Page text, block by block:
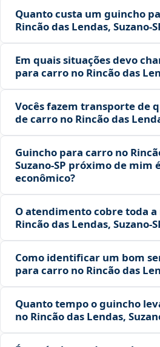
Quanto custa um guincho
Rincão das Lendas,
Em quais situações devo
para carro no Rincão das
Vocês fazem transporte de
de carro no Rincão das
Guincho para carro no
Suzano‑SP próximo de mim
econômico?
O atendimento cobre toda
Rincão das Lendas,
Como identificar um bom
para carro no Rincão das
Quanto tempo o guincho
no Rincão das Lendas,